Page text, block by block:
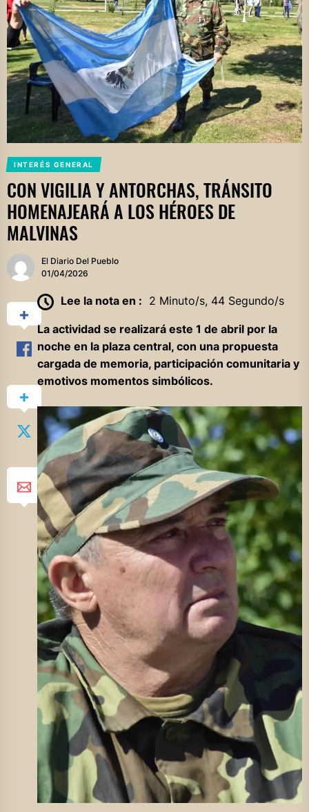
INTERÉS GENERAL
CON VIGILIA Y ANTORCHAS, TRÁNSITO
HOMENAJEARÁ A LOS HÉROES DE
MALVINAS
El Diario Del Pueblo
01/04/2026
Lee la nota en : 2 Minuto/s, 44 Segundo/s
La actividad se realizará este 1 de abril por la
noche en la plaza central, con una propuesta
cargada de memoria, participación comunitaria y
emotivos momentos simbólicos.